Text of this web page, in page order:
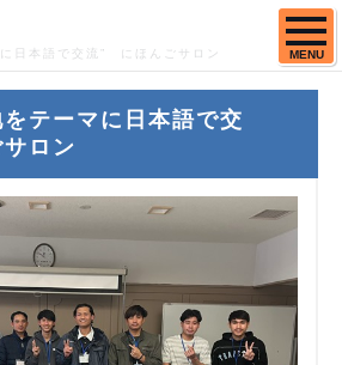
MENU
日本語で交流” にほんごサロン
テーマに日本語で交
ロン